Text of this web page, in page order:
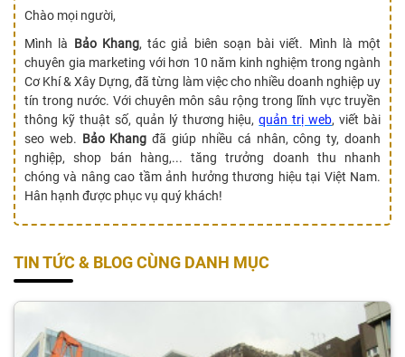
Chào mọi người,
Mình là Bảo Khang, tác giả biên soạn bài viết. Mình là một
chuyên gia marketing với hơn 10 năm kinh nghiệm trong ngành
Cơ Khí & Xây Dựng, đã từng làm việc cho nhiều doanh nghiệp uy
tín trong nước. Với chuyên môn sâu rộng trong lĩnh vực truyền
thông kỹ thuật số, quản lý thương hiệu,quản trị web, viết bài
seo web. Bảo Khang đã giúp nhiều cá nhân, công ty, doanh
nghiệp, shop bán hàng,... tăng trưởng doanh thu nhanh
chóng và nâng cao tầm ảnh hưởng thương hiệu tại Việt Nam.
Hân hạnh được phục vụ quý khách!
TIN TỨC & BLOG CÙNG DANH MỤC